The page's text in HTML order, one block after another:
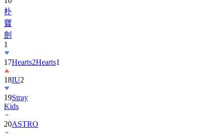
寶
劍
1
17
18IU2
19Stray
Kids
20ASTRO
21EXO